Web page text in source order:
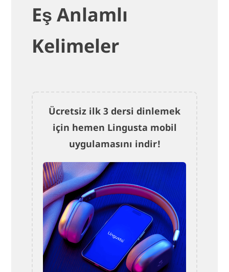
Eş Anlamlı
Kelimeler
Ücretsiz ilk 3 dersi dinlemek
için hemen Lingusta mobil
uygulamasını indir!